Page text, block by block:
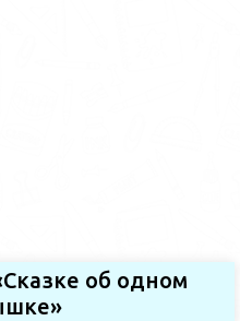
об одном